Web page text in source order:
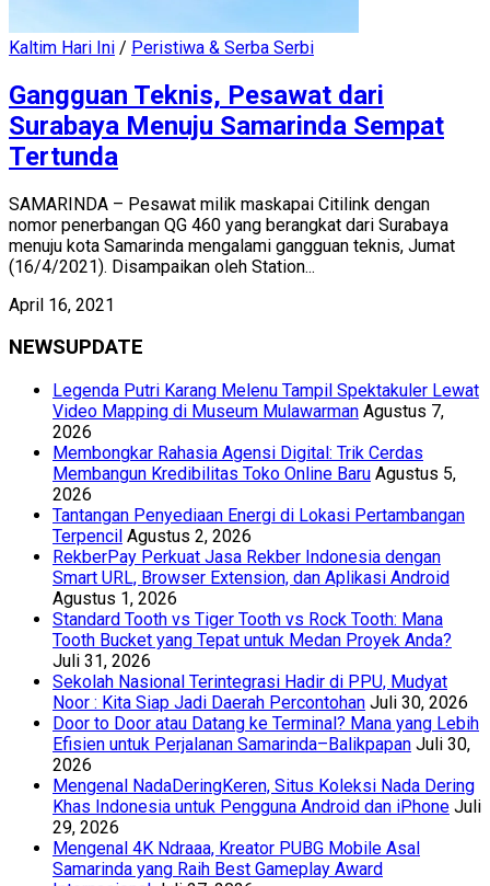
Kaltim Hari Ini / Peristiwa & Serba Serbi
Gangguan Teknis, Pesawat dari
Surabaya Menuju Samarinda Sempat
Tertunda
SAMARINDA – Pesawat milik maskapai Citilink dengan
nomor penerbangan QG 460 yang berangkat dari Surabaya
menuju kota Samarinda mengalami gangguan teknis, Jumat
(16/4/2021). Disampaikan oleh Station...
April 16, 2021
NEWSUPDATE
Legenda Putri Karang Melenu Tampil Spektakuler Lewat
Video Mapping di Museum Mulawarman Agustus 7,
2026
Membongkar Rahasia Agensi Digital: Trik Cerdas
Membangun Kredibilitas Toko Online Baru Agustus 5,
2026
Tantangan Penyediaan Energi di Lokasi Pertambangan
Terpencil Agustus 2, 2026
RekberPay Perkuat Jasa Rekber Indonesia dengan
Smart URL, Browser Extension, dan Aplikasi Android
Agustus 1, 2026
Standard Tooth vs Tiger Tooth vs Rock Tooth: Mana
Tooth Bucket yang Tepat untuk Medan Proyek Anda?
Juli 31, 2026
Sekolah Nasional Terintegrasi Hadir di PPU, Mudyat
Noor : Kita Siap Jadi Daerah Percontohan Juli 30, 2026
Door to Door atau Datang ke Terminal? Mana yang Lebih
Efisien untuk Perjalanan Samarinda–Balikpapan Juli 30,
2026
Mengenal NadaDeringKeren, Situs Koleksi Nada Dering
Khas Indonesia untuk Pengguna Android dan iPhone Juli
29, 2026
Mengenal 4K Ndraaa, Kreator PUBG Mobile Asal
Samarinda yang Raih Best Gameplay Award